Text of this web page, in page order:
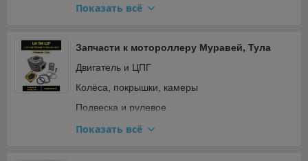
Мотор-колёса и двигатели
Показать всё
Запчасти к мотороллеру Муравей, Тула
Двигатель и ЦПГ
Колёса, покрышки, камеры
Подвеска и рулевое
Прочее
Показать всё